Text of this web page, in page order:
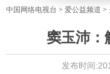
中国网络电视台 > 爱公益频道 >
窦玉沛：
发布时间